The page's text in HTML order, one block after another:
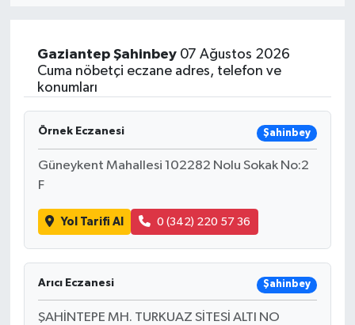
Gaziantep Şahinbey07 Ağustos 2026
Cuma nöbetçi eczane adres, telefon ve
konumları
Örnek Eczanesi Şahinbey
Güneykent Mahallesi 102282 Nolu Sokak No:2
F
Yol Tarifi Al 0 (342) 220 57 36
Arıcı Eczanesi Şahinbey
ŞAHİNTEPE MH. TURKUAZ SİTESİ ALTI NO
Genel
Gündem
İlan
Kültür Sanat
Magazin
Otomobil